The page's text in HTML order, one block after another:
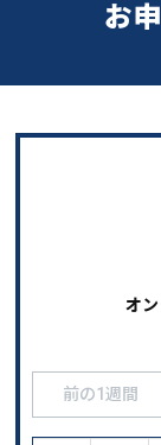
お
オ
前の1週間